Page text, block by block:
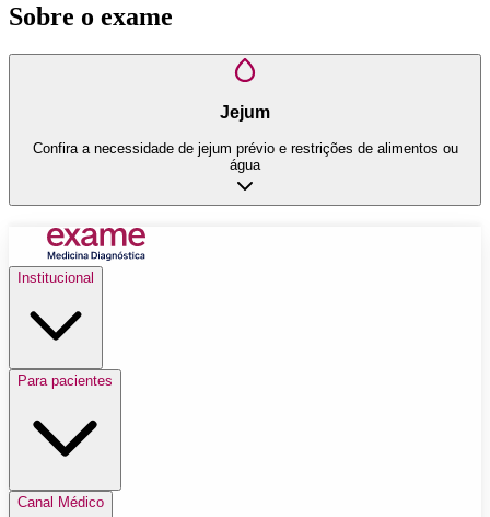
Sobre o exame
Jejum
Confira a necessidade de jejum prévio e restrições de alimentos ou
água
Institucional
Para pacientes
Canal Médico